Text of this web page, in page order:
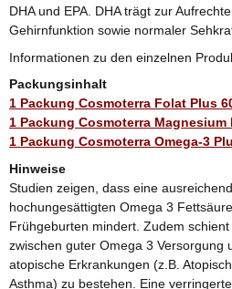
DHA und EPA. DHA trägt zur
Gehirnfunktion sowie normaler
Informationen zu den einzelnen
Packungsinhalt
1 Packung Cosmoterra Folat Plus
1 Packung Cosmoterra Magnesium
1 Packung Cosmoterra Omega-3
Hinweise
Studien zeigen, dass eine
hochungesättigten Omega 3
Frühgeburten mindert. Zudem
zwischen guter Omega 3 Versorgung
atopische Erkrankungen (z.B.
Asthma) zu bestehen. Eine